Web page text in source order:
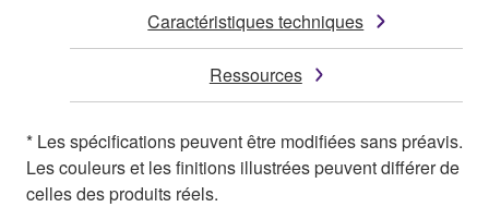
Caractéristiques techniques
Ressources
* Les spécifications peuvent être modifiées sans préavis.
Les couleurs et les finitions illustrées peuvent différer de
celles des produits réels.